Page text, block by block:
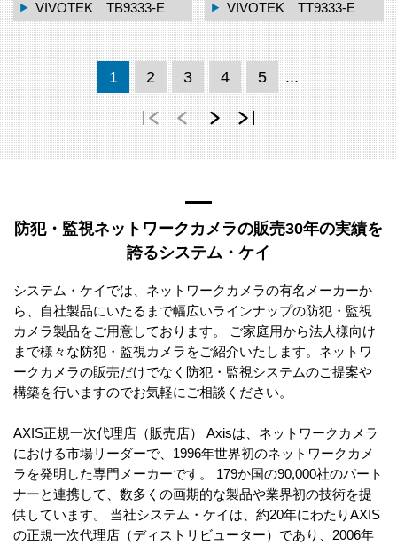
VIVOTEK TB9333-E VIVOTEK TT9333-E
1 2 3 4 5 ...
防犯・監視ネットワークカメラの販売30年の実績を
誇るシステム・ケイ
システム・ケイでは、ネットワークカメラの有名メーカーか
ら、自社製品にいたるまで幅広いラインナップの防犯・監視
カメラ製品をご用意しております。 ご家庭用から法人様向け
まで様々な防犯・監視カメラをご紹介いたします。ネットワ
ークカメラの販売だけでなく防犯・監視システムのご提案や
構築を行いますのでお気軽にご相談ください。
AXIS正規一次代理店（販売店） Axisは、ネットワークカメラ
における市場リーダーで、1996年世界初のネットワークカメ
ラを発明した専門メーカーです。 179か国の90,000社のパート
ナーと連携して、数多くの画期的な製品や業界初の技術を提
供しています。 当社システム・ケイは、約20年にわたりAXIS
の正規一次代理店（ディストリビューター）であり、2006年